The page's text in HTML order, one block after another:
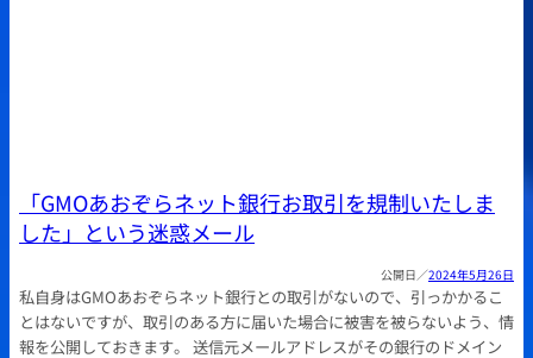
「GMOあおぞらネット銀行お取引を規制いたしま
した」という迷惑メール
2024年5月26日
私自身はGMOあおぞらネット銀行との取引がないので、引っかかるこ
とはないですが、取引のある方に届いた場合に被害を被らないよう、情
報を公開しておきます。 送信元メールアドレスがその銀行のドメイン